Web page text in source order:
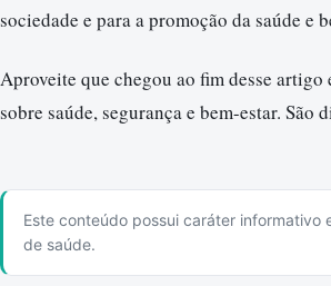
sociedade e para a promoção da saúde e
Aproveite que chegou ao fim desse artigo
sobre saúde, segurança e bem-estar.
Este conteúdo possui caráter informativo
de saúde.